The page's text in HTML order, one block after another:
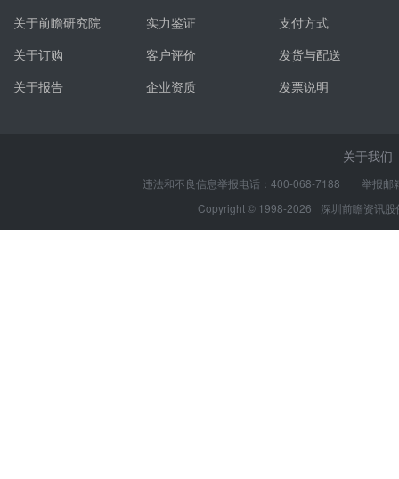
关于前瞻研究院
关于订购
关于报告
实力鉴证
客户评价
企业资质
支付方式
发货与配送
发票说明
关于我们
违法和不良信息举报电话：400-068-7188 举报
Copyright © 1998-2026
深圳前瞻资讯股